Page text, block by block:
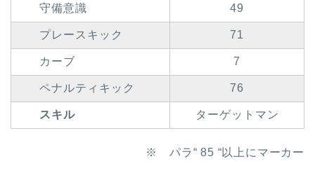
守備意識 49
プレースキック 71
カーブ 7
ペナルティキック 76
スキル ターゲットマン
※ パラ“ 85 “以上にマーカー